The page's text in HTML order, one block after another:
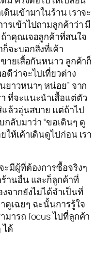
นเข้ามาในร้าน เราจะ
รเข้าไปถามลูกค้าว่า มี
าคุณเจอลูกค้าที่สนใจ
จะบอกสิ่งที่เค้า
ายเสื้อกันหนาว ลูกค้าก็
ดีว่าจะไปเที่ยวต่าง
ยาวหนาๆ หน่อย” จาก
ที่จะแนะนำเสื้อแต่ตัว
ล้วอุ่นสบาย แต่ถ้าไป
ลับมาว่า “ขอเดินๆ ดู
ให้เค้าเดินดูไปก่อน เรา
ะมีผู้ที่ต้องการซื้อจริงๆ
านอื่น และก็ลูกค้าที่
จากยังไม่ได้จำเป็นที่
เฉยๆ ฉะนั้นการรู้ใจ
มารถ focus ไปที่ลูกค้า
ได้